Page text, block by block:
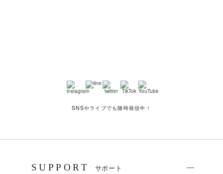
SNSやライブでも随時発信中！
SUPPORT サポート